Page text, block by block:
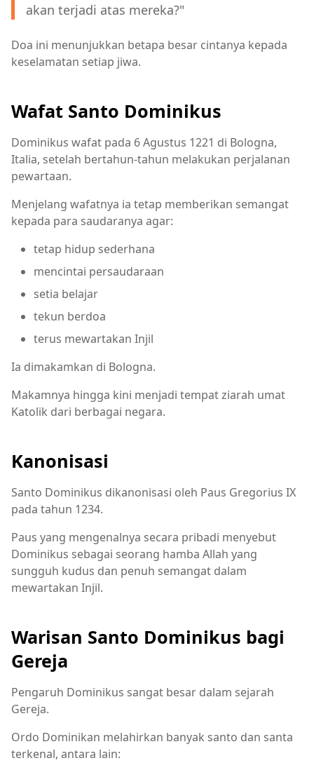
akan terjadi atas mereka?"
Doa ini menunjukkan betapa besar cintanya kepada
keselamatan setiap jiwa.
Wafat Santo Dominikus
Dominikus wafat pada 6 Agustus 1221 di Bologna,
Italia, setelah bertahun-tahun melakukan perjalanan
pewartaan.
Menjelang wafatnya ia tetap memberikan semangat
kepada para saudaranya agar:
tetap hidup sederhana
mencintai persaudaraan
setia belajar
tekun berdoa
terus mewartakan Injil
Ia dimakamkan di Bologna.
Makamnya hingga kini menjadi tempat ziarah umat
Katolik dari berbagai negara.
Kanonisasi
Santo Dominikus dikanonisasi oleh Paus Gregorius IX
pada tahun 1234.
Paus yang mengenalnya secara pribadi menyebut
Dominikus sebagai seorang hamba Allah yang
sungguh kudus dan penuh semangat dalam
mewartakan Injil.
Warisan Santo Dominikus bagi
Gereja
Pengaruh Dominikus sangat besar dalam sejarah
Gereja.
Ordo Dominikan melahirkan banyak santo dan santa
terkenal, antara lain: